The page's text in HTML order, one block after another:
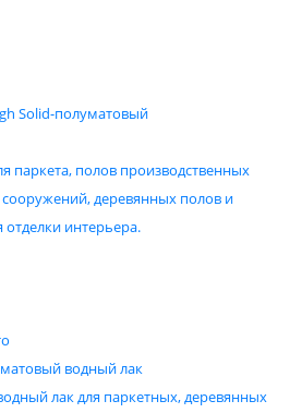
Solid-полуматовый
паркета, полов производственных
деревянных полов и
отделки интерьера.
водный лак
лак для паркетных, деревянных